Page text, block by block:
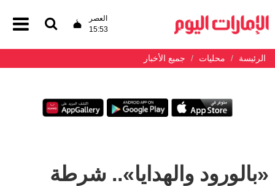
العصر
15:53
الرئيسة محليات جميع الأخبار
«بالورود والهدايا».. شرطة